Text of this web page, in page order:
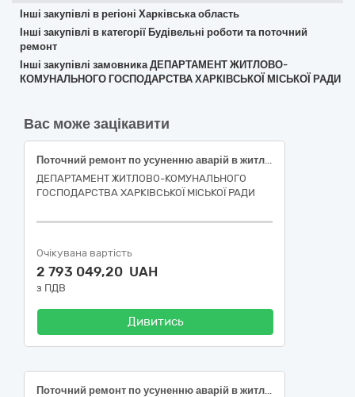
Інші закупівлі в регіоні Харківська область
Інші закупівлі в категорії Будівельні роботи та поточний
ремонт
Інші закупівлі замовника ДЕПАРТАМЕНТ ЖИТЛОВО-
КОМУНАЛЬНОГО ГОСПОДАРСТВА ХАРКІВСЬКОЇ МІСЬКОЇ РАДИ
Вас може зацікавити
Поточний ремонт по усуненню аварій в житловому фонді багатоквартирного будинку за адресою: вулиця Косарєва, 29, місто Харків (код ДК 021:2015-45260000-7 Покрівельні роботи та інші спеціалізовані будівельні роботи)
ДЕПАРТАМЕНТ ЖИТЛОВО-КОМУНАЛЬНОГО
ГОСПОДАРСТВА ХАРКІВСЬКОЇ МІСЬКОЇ РАДИ
Очікувана вартість
2 793 049,20 UAH
з ПДВ
Дивитись
Поточний ремонт по усуненню аварій в житловому фонді багатоквартирного будинку за адресою: вулиця Гвардійців-Широнінців, 40-Д, місто Харків (код ДК 021:2015-45260000-7 Покрівельні роботи та інші спеціалізовані будівельні роботи)